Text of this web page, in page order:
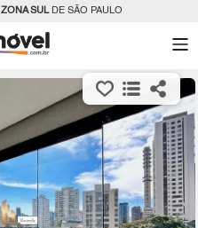
ZONA SULDE SÃO PAULO